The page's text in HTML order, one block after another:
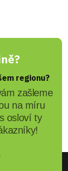
regionu?
zašleme
na míru
osloví ty